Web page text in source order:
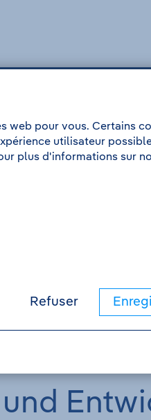
Analytics für eine
web pour vous. Certains
utilisateur
plus d'informations sur
Refuser